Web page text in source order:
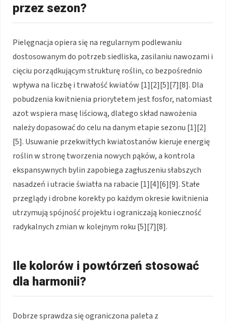
przez sezon?
Pielęgnacja opiera się na regularnym podlewaniu
dostosowanym do potrzeb siedliska, zasilaniu nawozami i
cięciu porządkującym strukturę roślin, co bezpośrednio
wpływa na liczbę i trwałość kwiatów [1][2][5][7][8]. Dla
pobudzenia kwitnienia priorytetem jest fosfor, natomiast
azot wspiera masę liściową, dlatego skład nawożenia
należy dopasować do celu na danym etapie sezonu [1][2]
[5]. Usuwanie przekwitłych kwiatostanów kieruje energię
roślin w stronę tworzenia nowych pąków, a kontrola
ekspansywnych bylin zapobiega zagłuszeniu słabszych
nasadzeń i utracie światła na rabacie [1][4][6][9]. Stałe
przeglądy i drobne korekty po każdym okresie kwitnienia
utrzymują spójność projektu i ograniczają konieczność
radykalnych zmian w kolejnym roku [5][7][8].
Ile kolorów i powtórzeń stosować
dla harmonii?
Dobrze sprawdza się ograniczona paleta z